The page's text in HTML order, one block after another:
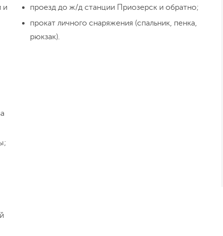
и
проезд до ж/д станции Приозерск и обратно;
прокат личного снаряжения (спальник, пенка,
рюкзак).